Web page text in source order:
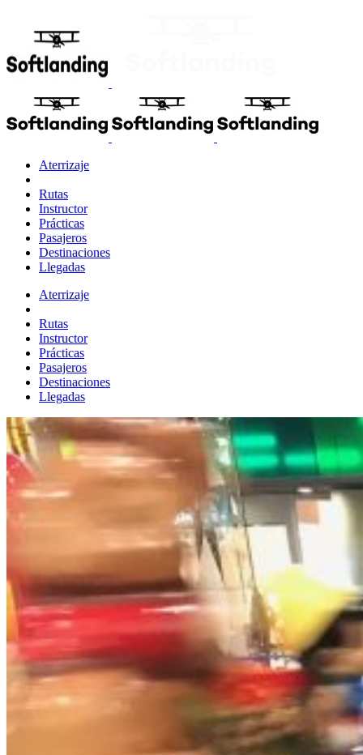
Aterrizaje
Rutas
Instructor
Prácticas
Pasajeros
Destinaciones
Llegadas
Aterrizaje
Rutas
Instructor
Prácticas
Pasajeros
Destinaciones
Llegadas